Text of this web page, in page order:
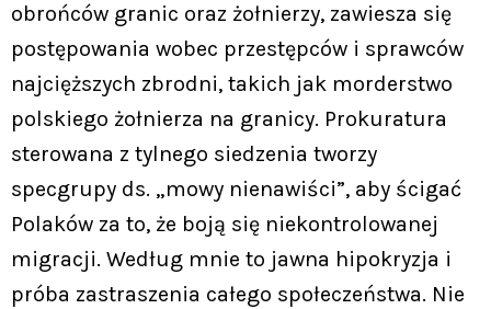
obrońców granic oraz żołnierzy, zawiesza się
postępowania wobec przestępców i sprawców
najcięższych zbrodni, takich jak morderstwo
polskiego żołnierza na granicy. Prokuratura
sterowana z tylnego siedzenia tworzy
specgrupy ds. „mowy nienawiści”, aby ścigać
Polaków za to, że boją się niekontrolowanej
migracji. Według mnie to jawna hipokryzja i
próba zastraszenia całego społeczeństwa. Nie